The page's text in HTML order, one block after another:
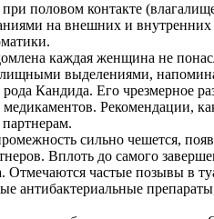
половом контакте
на внешних и
каждая женщина не
выделениями,
Кандида. Его
Рекомендации,
сильно чешется,
Вплоть до самого
частые позывы в
антибактериальные